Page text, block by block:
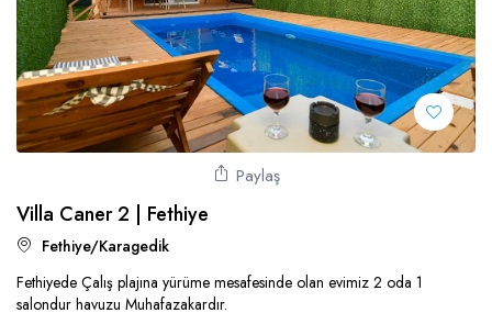
Paylaş
Villa Caner 2 | Fethiye
Fethiye/Karagedik
Fethiyede Çalış plajına yürüme mesafesinde olan evimiz 2 oda 1
salondur havuzu Muhafazakardır.